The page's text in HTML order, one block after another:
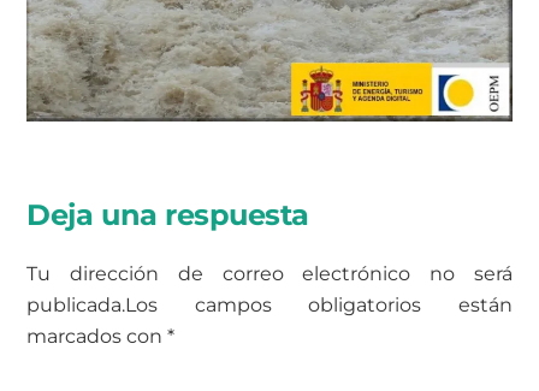
Deja una respuesta
Tu dirección de correo electrónico no será
publicada.Los campos obligatorios están
marcados con*